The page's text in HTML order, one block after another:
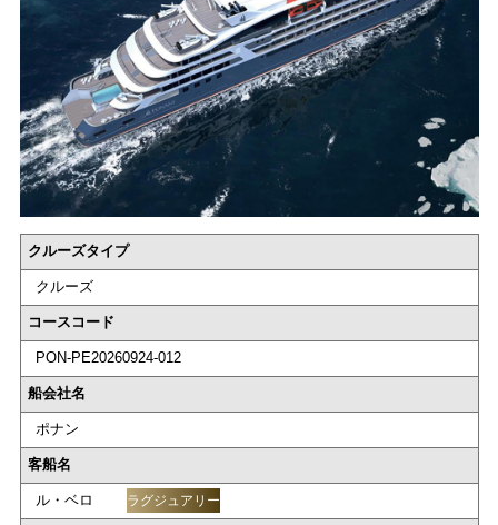
クルーズタイプ
クルーズ
コースコード
PON-PE20260924-012
船会社名
ポナン
客船名
ル・ベロ ラグジュアリー